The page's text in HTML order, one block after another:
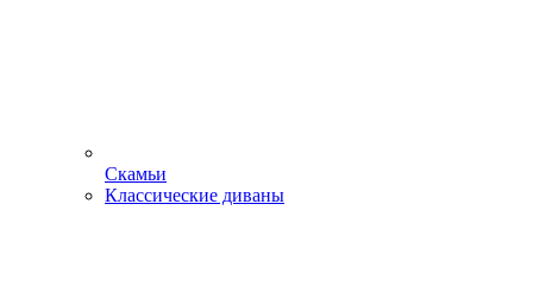
Скамьи
Классические диваны